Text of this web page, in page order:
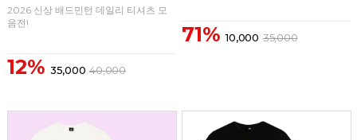
2026 신상 배드민턴 데일리 티셔츠 모
음전!
12% 35,000 40,000
71% 10,000 35,000